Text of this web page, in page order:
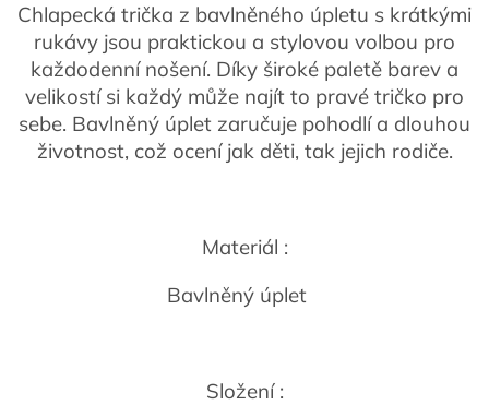
Chlapecká trička z bavlněného úpletu s krátkými
rukávy jsou praktickou a stylovou volbou pro
každodenní nošení. Díky široké paletě barev a
velikostí si každý může najít to pravé tričko pro
sebe. Bavlněný úplet zaručuje pohodlí a dlouhou
životnost, což ocení jak děti, tak jejich rodiče.
Materiál :
Bavlněný úplet
Složení :